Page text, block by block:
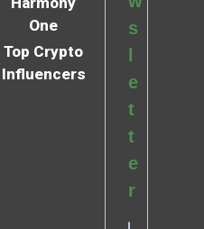
One
Top Crypto
Influencers
s
l
e
t
t
e
r